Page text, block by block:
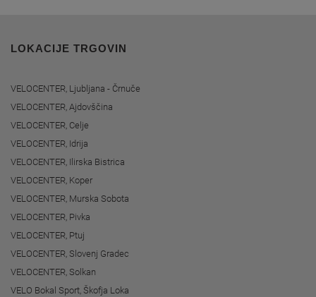
LOKACIJE TRGOVIN
VELOCENTER, Ljubljana - Črnuče
VELOCENTER, Ajdovščina
VELOCENTER, Celje
VELOCENTER, Idrija
VELOCENTER, Ilirska Bistrica
VELOCENTER, Koper
VELOCENTER, Murska Sobota
VELOCENTER, Pivka
VELOCENTER, Ptuj
VELOCENTER, Slovenj Gradec
VELOCENTER, Solkan
VELO Bokal Sport, Škofja Loka